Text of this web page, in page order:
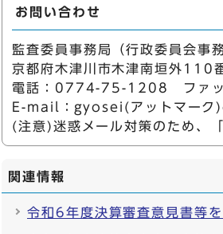
お問い合わせ
監査委員事務局（行政委員会事
京都府木津川市木津南垣外110
電話：0774-75-1208 ファ
E-mail：gyosei(アットマー
(注意)迷惑メール対策のため、
関連情報
令和6年度決算審査意見書等